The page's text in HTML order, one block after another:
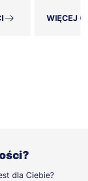
WIĘCEJ
dla Ciebie?